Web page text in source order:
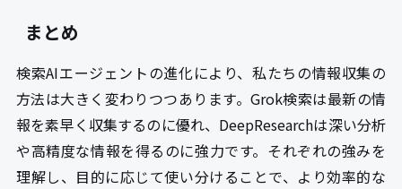
まとめ
検索AIエージェントの進化により、私たちの情報収集の
方法は大きく変わりつつあります。Grok検索は最新の情
報を素早く収集するのに優れ、DeepResearchは深い分析
や高精度な情報を得るのに強力です。それぞれの強みを
理解し、目的に応じて使い分けることで、より効率的な